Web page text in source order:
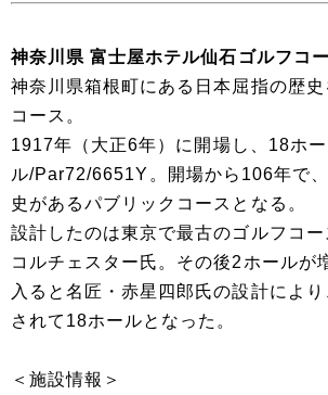
神奈川県 富士屋ホテル仙石ゴルフコ
神奈川県箱根町にある日本屈指の歴
コース。
1917年（大正6年）に開場し、18ホー
ル/Par72/6651Y。開場から106年で
史があるパブリックコースとなる。
設計したのは東京で最古のゴルフコ
コルチェスター氏。その後2ホールが
入ると名匠・赤星四郎氏の設計によ
されて18ホールとなった。
＜施設情報＞